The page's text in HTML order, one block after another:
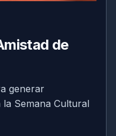
de
generar
Semana Cultural